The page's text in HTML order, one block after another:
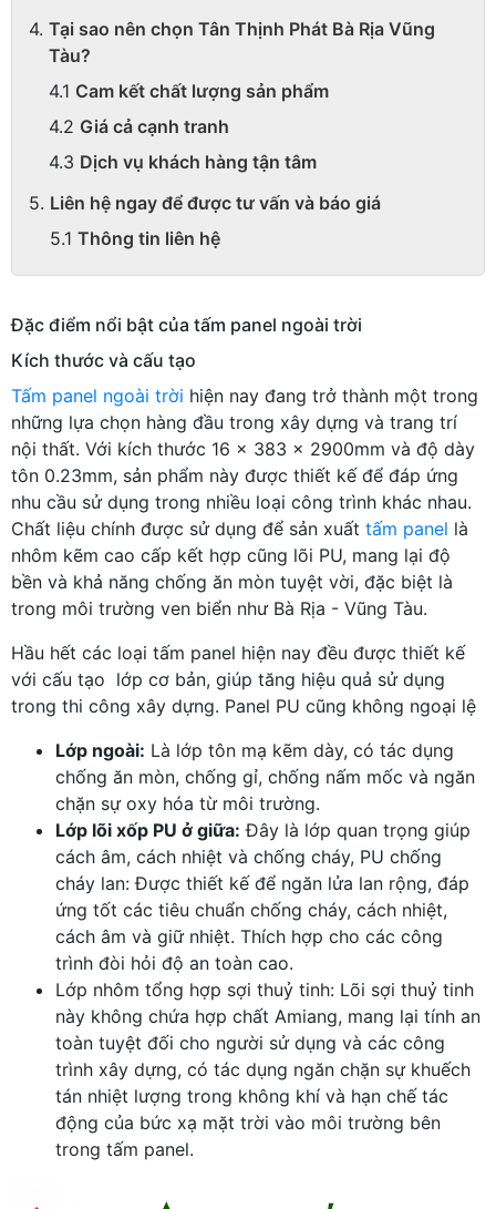
Tại sao nên chọn Tân Thịnh Phát Bà Rịa Vũng
Tàu?
Cam kết chất lượng sản phẩm
Giá cả cạnh tranh
Dịch vụ khách hàng tận tâm
Liên hệ ngay để được tư vấn và báo giá
Thông tin liên hệ
Đặc điểm nổi bật của tấm panel ngoài trời
Kích thước và cấu tạo
Tấm panel ngoài trời hiện nay đang trở thành một trong
những lựa chọn hàng đầu trong xây dựng và trang trí
nội thất. Với kích thước 16 x 383 x 2900mm và độ dày
tôn 0.23mm, sản phẩm này được thiết kế để đáp ứng
nhu cầu sử dụng trong nhiều loại công trình khác nhau.
Chất liệu chính được sử dụng để sản xuất tấm panel là
nhôm kẽm cao cấp kết hợp cũng lõi PU, mang lại độ
bền và khả năng chống ăn mòn tuyệt vời, đặc biệt là
trong môi trường ven biển như Bà Rịa - Vũng Tàu.
Hầu hết các loại tấm panel hiện nay đều được thiết kế
với cấu tạo lớp cơ bản, giúp tăng hiệu quả sử dụng
trong thi công xây dựng. Panel PU cũng không ngoại lệ
Lớp ngoài: Là lớp tôn mạ kẽm dày, có tác dụng
chống ăn mòn, chống gỉ, chống nấm mốc và ngăn
chặn sự oxy hóa từ môi trường.
Lớp lõi xốp PU ở giữa: Đây là lớp quan trọng giúp
cách âm, cách nhiệt và chống cháy, PU chống
cháy lan: Được thiết kế để ngăn lửa lan rộng, đáp
ứng tốt các tiêu chuẩn chống cháy, cách nhiệt,
cách âm và giữ nhiệt. Thích hợp cho các công
trình đòi hỏi độ an toàn cao.
Lớp nhôm tổng hợp sợi thuỷ tinh: Lõi sợi thuỷ tinh
này không chứa hợp chất Amiang, mang lại tính an
toàn tuyệt đối cho người sử dụng và các công
trình xây dựng, có tác dụng ngăn chặn sự khuếch
tán nhiệt lượng trong không khí và hạn chế tác
động của bức xạ mặt trời vào môi trường bên
trong tấm panel.